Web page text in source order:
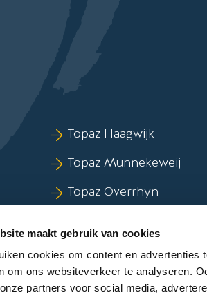
maakt gebruik van cookies
cookies om content en
om ons websiteverkeer te analyseren.
partners voor social media,
Topaz Haagwijk
Topaz Munnekeweij
Topaz Overrhyn